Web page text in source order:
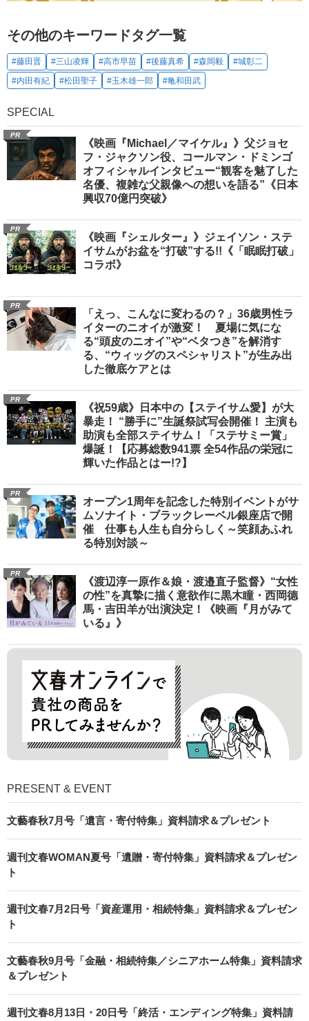
その他のキーワードタグ一覧
#藤田晋 #三山凌輝 #高市早苗 #後藤真希 #森岡毅
#城彰二
#内田有紀
#松田聖子 #玉木雄一郎 #亀和田武
SPECIAL
PR
《映画『Michael／マイケル』》父ジョセ
フ・ジャクソン役、コールマン・ドミンゴ
オフィシャルインタビュー“観客を魅了した
名優、複雑な父親像への想いを語る”《日本
興収70億円突破》
PR
《映画『シェルター』》ジェイソン・ステ
イサムがお盆を“打破”する!!《「眠眠打破」
コラボ》
PR
「えっ、こんなに変わるの？」36歳男性ラ
イターのニオイが激変！ 夏場に気にな
る“頭皮のニオイ”や“ベタつき”を解消す
る、“ウィッグのスペシャリスト”が生み出
した徹底ケアとは
PR
《祝59歳》日本中の【ステイサム愛】が大
暴走！ “勝手に”生誕祭試写会開催！ 主演も
助演も全部ステイサム！「ステサミー賞」
爆誕！【応募総数941票 全54作品の栄冠に
輝いた作品とはー!?】
PR
オープン1周年を記念した特別イベントがサ
ムソナイト・ブラックレーベル銀座店で開
催 仕事も人生も自分らしく～笑顔あふれ
る特別対談～
PR
《渡辺淳一原作＆娘・渡邉直子監督》“女性
の性”を真摯に描く意欲作に黒木瞳・西岡德
馬・吉田羊が出演決定！《映画『月がみて
いる』》
PRESENT & EVENT
文藝春秋7月号「遺言・寄付特集」資料請求＆プレゼント
週刊文春WOMAN夏号「遺贈・寄付特集」資料請求＆プレゼン
ト
週刊文春7月2日号「資産運用・相続特集」資料請求＆プレゼン
ト
文藝春秋9月号「金融・相続特集／シニアホーム特集」資料請求
＆プレゼント
週刊文春8月13日・20日号「終活・エンディング特集」資料請